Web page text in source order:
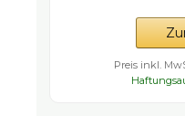
Preis inkl.